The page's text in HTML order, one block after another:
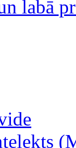
labā